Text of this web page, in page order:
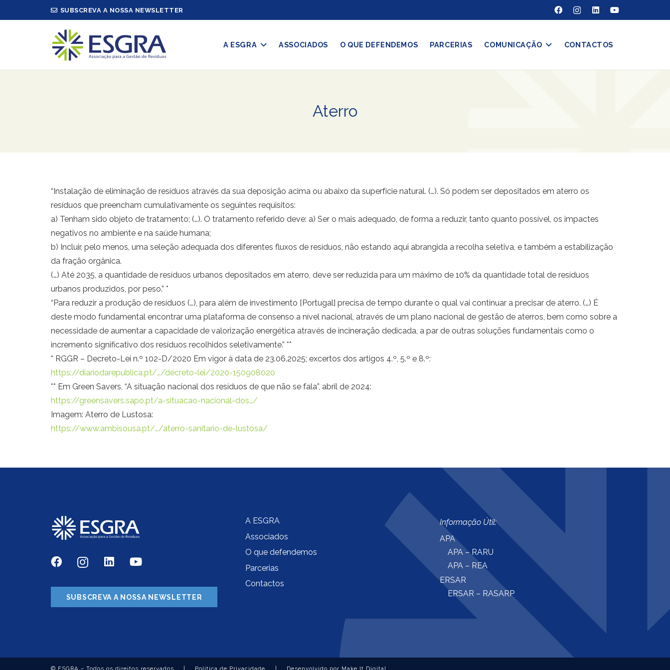
SUBSCREVA A NOSSA NEWSLETTER
A ESGRA ASSOCIADOS O QUE DEFENDEMOS PARCERIAS COMUNICAÇÃO CONTACTOS
Aterro
“Instalação de eliminação de resíduos através da sua deposição acima ou abaixo da superfície natural. (…). Só podem ser depositados em aterro os
resíduos que preencham cumulativamente os seguintes requisitos:
a) Tenham sido objeto de tratamento; (…). O tratamento referido deve: a) Ser o mais adequado, de forma a reduzir, tanto quanto possível, os impactes
negativos no ambiente e na saúde humana;
b) Incluir, pelo menos, uma seleção adequada dos diferentes fluxos de resíduos, não estando aqui abrangida a recolha seletiva, e também a estabilização
da fração orgânica.
(…) Até 2035, a quantidade de resíduos urbanos depositados em aterro, deve ser reduzida para um máximo de 10% da quantidade total de resíduos
urbanos produzidos, por peso.” *
“Para reduzir a produção de resíduos (…), para além de investimento [Portugal] precisa de tempo durante o qual vai continuar a precisar de aterro. (…) É
deste modo fundamental encontrar uma plataforma de consenso a nível nacional, através de um plano nacional de gestão de aterros, bem como sobre a
necessidade de aumentar a capacidade de valorização energética através de incineração dedicada, a par de outras soluções fundamentais como o
incremento significativo dos resíduos recolhidos seletivamente.” **
* RGGR – Decreto-Lei n.º 102-D/2020 Em vigor à data de 23.06.2025; excertos dos artigos 4.º, 5.º e 8.º:
https://diariodarepublica.pt/…/decreto-lei/2020-150908020
** Em Green Savers, “A situação nacional dos resíduos de que não se fala”, abril de 2024:
https://greensavers.sapo.pt/a-situacao-nacional-dos…/
Imagem: Aterro de Lustosa:
https://www.ambisousa.pt/…/aterro-sanitario-de-lustosa/
SUBSCREVA A NOSSA NEWSLETTER
A ESGRA
Associados
O que defendemos
Parcerias
Contactos
Informação Útil:
APA
APA – RARU
APA – REA
ERSAR
ERSAR – RASARP
© ESGRA – Todos os direitos reservados Política de Privacidade Desenvolvido por Make It Digital